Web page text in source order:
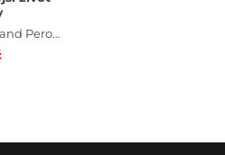
Ferdinand Peroutka